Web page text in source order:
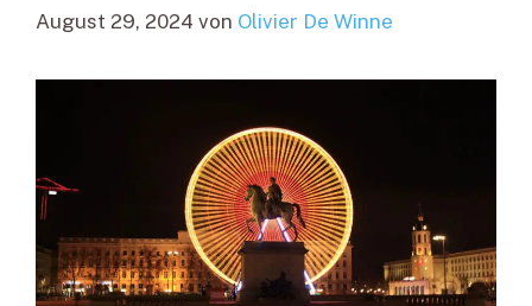
August 29, 2024 von Olivier De Winne